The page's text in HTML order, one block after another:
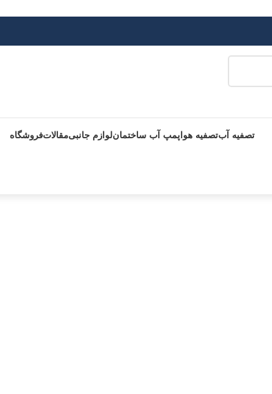
تصفیه آبتصفیه هوا پمپ آب ساختمانلوازم جانبیمقالاتفروشگاه